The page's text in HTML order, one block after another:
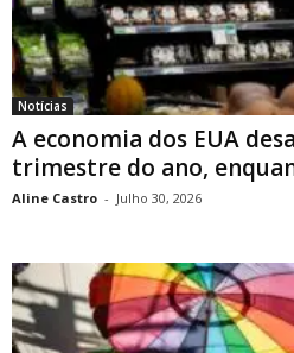
Notícias
A economia dos EUA
trimestre do ano,
Aline Castro - Julho 30, 2026